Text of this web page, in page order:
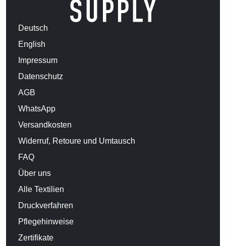
Deutsch
English
Impressum
Datenschutz
AGB
WhatsApp
Versandkosten
Widerruf, Retoure und Umtausch
FAQ
Über uns
Alle Textilien
Druckverfahren
Pflegehinweise
Zertifikate